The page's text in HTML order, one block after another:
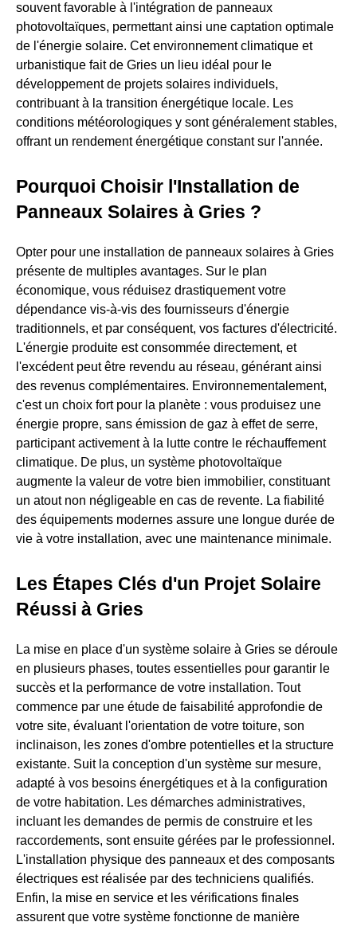
souvent favorable à l'intégration de panneaux
photovoltaïques, permettant ainsi une captation optimale
de l'énergie solaire. Cet environnement climatique et
urbanistique fait de Gries un lieu idéal pour le
développement de projets solaires individuels,
contribuant à la transition énergétique locale. Les
conditions météorologiques y sont généralement stables,
offrant un rendement énergétique constant sur l'année.
Pourquoi Choisir l'Installation de
Panneaux Solaires à Gries ?
Opter pour une installation de panneaux solaires à Gries
présente de multiples avantages. Sur le plan
économique, vous réduisez drastiquement votre
dépendance vis-à-vis des fournisseurs d'énergie
traditionnels, et par conséquent, vos factures d'électricité.
L'énergie produite est consommée directement, et
l'excédent peut être revendu au réseau, générant ainsi
des revenus complémentaires. Environnementalement,
c'est un choix fort pour la planète : vous produisez une
énergie propre, sans émission de gaz à effet de serre,
participant activement à la lutte contre le réchauffement
climatique. De plus, un système photovoltaïque
augmente la valeur de votre bien immobilier, constituant
un atout non négligeable en cas de revente. La fiabilité
des équipements modernes assure une longue durée de
vie à votre installation, avec une maintenance minimale.
Les Étapes Clés d'un Projet Solaire
Réussi à Gries
La mise en place d'un système solaire à Gries se déroule
en plusieurs phases, toutes essentielles pour garantir le
succès et la performance de votre installation. Tout
commence par une étude de faisabilité approfondie de
votre site, évaluant l'orientation de votre toiture, son
inclinaison, les zones d'ombre potentielles et la structure
existante. Suit la conception d'un système sur mesure,
adapté à vos besoins énergétiques et à la configuration
de votre habitation. Les démarches administratives,
incluant les demandes de permis de construire et les
raccordements, sont ensuite gérées par le professionnel.
L'installation physique des panneaux et des composants
électriques est réalisée par des techniciens qualifiés.
Enfin, la mise en service et les vérifications finales
assurent que votre système fonctionne de manière